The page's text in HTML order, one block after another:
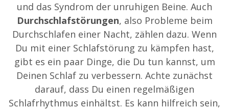
und das Syndrom der unruhigen Beine. Auch
Durchschlafstörungen, also Probleme beim
Durchschlafen einer Nacht, zählen dazu. Wenn
Du mit einer Schlafstörung zu kämpfen hast,
gibt es ein paar Dinge, die Du tun kannst, um
Deinen Schlaf zu verbessern. Achte zunächst
darauf, dass Du einen regelmäßigen
Schlafrhythmus einhältst. Es kann hilfreich sein,